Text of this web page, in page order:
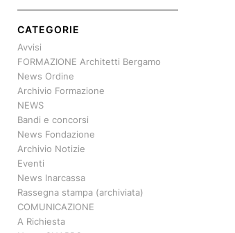
CATEGORIE
Avvisi
FORMAZIONE Architetti Bergamo
News Ordine
Archivio Formazione
NEWS
Bandi e concorsi
News Fondazione
Archivio Notizie
Eventi
News Inarcassa
Rassegna stampa (archiviata)
COMUNICAZIONE
A Richiesta